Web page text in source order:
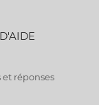
réponses